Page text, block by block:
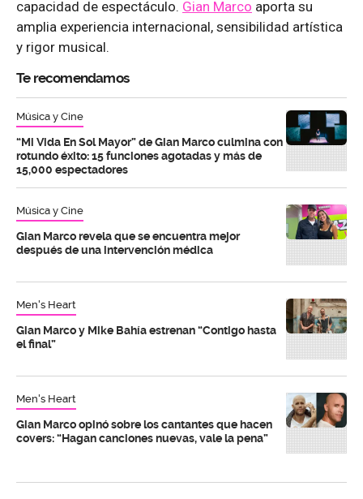
capacidad de espectáculo. Gian Marco aporta su
amplia experiencia internacional, sensibilidad artística
y rigor musical.
Te recomendamos
Música y Cine
“Mi Vida En Sol Mayor” de Gian Marco culmina con
rotundo éxito: 15 funciones agotadas y más de
15,000 espectadores
Música y Cine
Gian Marco revela que se encuentra mejor
después de una intervención médica
Men's Heart
Gian Marco y Mike Bahía estrenan “Contigo hasta
el final”
Men's Heart
Gian Marco opinó sobre los cantantes que hacen
covers: “Hagan canciones nuevas, vale la pena”